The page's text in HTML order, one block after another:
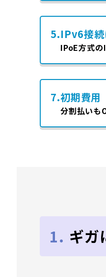
5.IPv6接
IPoE方式
7.初期費用
分割払いも
1. ギガ